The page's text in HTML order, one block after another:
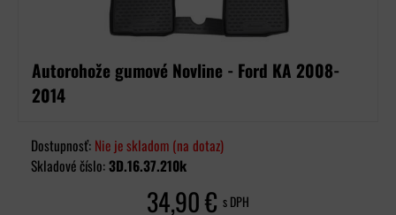
Autorohože gumové Novline - Ford KA 2008-
2014
Dostupnosť: Nie je skladom (na dotaz)
Skladové číslo:3D.16.37.210k
34,90 € s DPH